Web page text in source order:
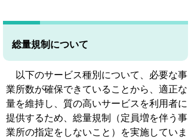
総量規制について
以下のサービス種別について、必要な事
業所数が確保できていることから、適正な
量を維持し、質の高いサービスを利用者に
提供するため、総量規制（定員増を伴う事
業所の指定をしないこと）を実施していま